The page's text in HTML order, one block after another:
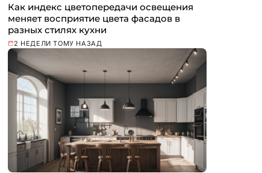
Как индекс цветопередачи освещения
меняет восприятие цвета фасадов в
разных стилях кухни
2 НЕДЕЛИ ТОМУ НАЗАД